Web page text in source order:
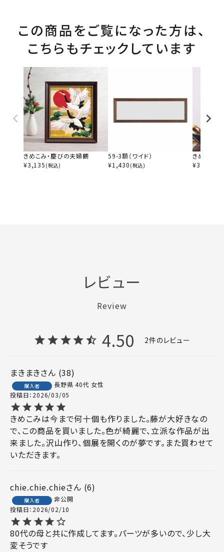
この商品をご覧になった方は、
こちらもチェックしています
きめこみ・慶びの夫婦鶴
¥3,135 (税込)
59-3額（ワイド）
¥1,430 (税込)
きめこみ・
¥3,135
レビュー
Review
4.50 2
まきまき 38
購入者 長野県 40代 女性
投稿日 2026/03/05
きめこみは今まで何十個も作りました。藤が大好きなの
で、この商品を買いました。色が綺麗で、立派な作品が出
来ました。沢山作り、個展を開くのが夢です。また買わせて
いただきます。
chie.chie.chie 6
購入者
非公開
投稿日 2026/02/10
80代の母と共に作成してます。パーツが多いので、少し大
変そうです